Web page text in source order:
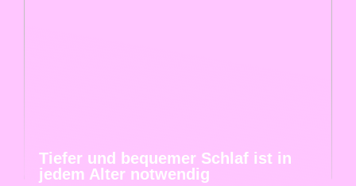
Tiefer und bequemer Schlaf ist in
jedem Alter notwendig